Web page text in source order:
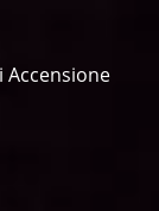
Accensione